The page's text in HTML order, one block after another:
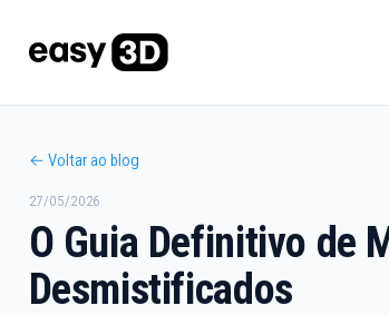
← Voltar ao blog
27/05/2026
O Guia Definitivo de
Desmistificados